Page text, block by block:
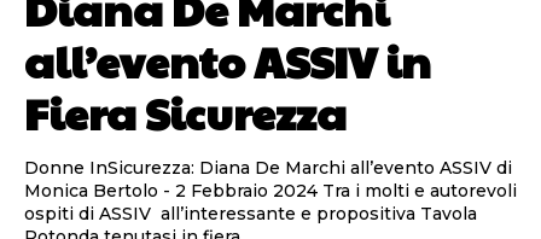
all’evento ASSIV in
Fiera Sicurezza
Donne InSicurezza: Diana De Marchi all’evento ASSIV di
Monica Bertolo - 2 Febbraio 2024 Tra i molti e autorevoli
ospiti di ASSIV all’interessante e propositiva Tavola